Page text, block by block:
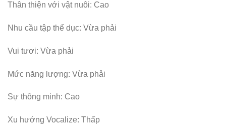
Thân thiện với vật nuôi: Cao
Nhu cầu tập thể dục: Vừa phải
Vui tươi: Vừa phải
Mức năng lượng: Vừa phải
Sự thông minh: Cao
Xu hướng Vocalize: Thấp